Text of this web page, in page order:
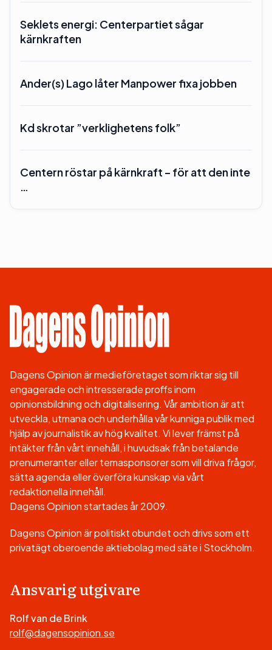
Seklets energi: Centerpartiet sågar
kärnkraften
Ander(s) Lago låter Manpower fixa jobben
Kd skrotar ”verklighetens folk”
Centern röstar på kärnkraft – för att den inte
…
Dagens Opinion är medieföretaget som riktar sig till
engagerade och intresserade proffs inom
opinionsbildning och digitalisering. Vår ambition är att
utveckla, utmana och underhålla vår kunniga publik med
hjälp av journalistik av hög kvalitet. Vi lever främst på
intäkter från vårt innehåll, i huvudsak från betalande
prenumeranter eller temasponsorer som vill driva frågor,
sätta agenda eller överföra kunskap via vårt
redaktionella innehåll.
Dagens Opinion startades år 2009.
Dagens Opinion är politiskt obundet och drivs som ett
privatägt oberoende aktiebolag med säte i Stockholm.
Ansvarig utgivare
Rolf van de Brink
rolf@dagensopinion.se